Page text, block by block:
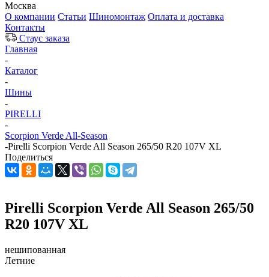
Москва
О компании Статьи Шиномонтаж Оплата и доставка
Контакты
Стаус заказа
Главная
-
Каталог
-
Шины
-
PIRELLI
-
Scorpion Verde All-Season
-Pirelli Scorpion Verde All Season 265/50 R20 107V XL
Поделиться
Pirelli Scorpion Verde All Season 265/50
R20 107V XL
нешипованная
Летние